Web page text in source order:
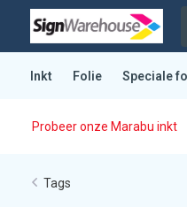
Inkt Folie Speciale
Probeer onze Marabu inkt
Tags